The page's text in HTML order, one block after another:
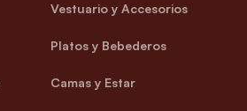
Vestuario y Accesorios
Platos y Bebederos
Camas y Estar